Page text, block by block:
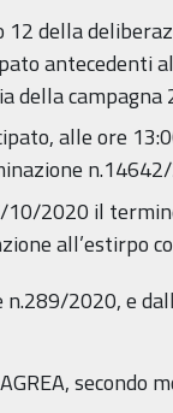
della
antecedenti
della
alle ore
2020 il
all’estirpo
2020, e
secondo